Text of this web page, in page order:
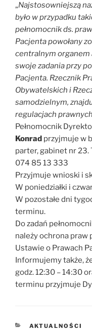
„Najstosowniejszą
było w przypadku
pełnomocnik ds.
Pacjenta powołany
centralnym
swoje zadania przy
Pacjenta. Rzecznik
Obywatelskich i
samodzielnym,
regulacjach
Pełnomocnik
Konrad przyjmuje w
parter, gabinet nr 23.
074 85 13 333
Przyjmuje wnioski i
W poniedziałki i
W pozostałe dni
terminu.
Do zadań
należy ochrona praw
Ustawie o Prawach
Informujemy także,
godz. 12:30 – 14:30
terminu przyjmuje
KATEGORIE
AKTUALNOŚCI